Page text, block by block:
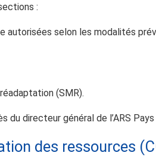
:
selon les modalités
(SMR).
du directeur général de l’ARS
des ressources